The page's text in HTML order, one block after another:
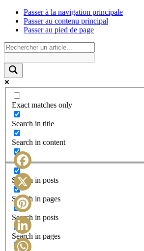
Passer à la navigation principale
Passer au contenu principal
Passer au pied de page
Exact matches only
Search in title
Search in content
Search in posts
Search in pages
Search in posts
Search in pages
Facebook
X
Pinterest
LinkedIn